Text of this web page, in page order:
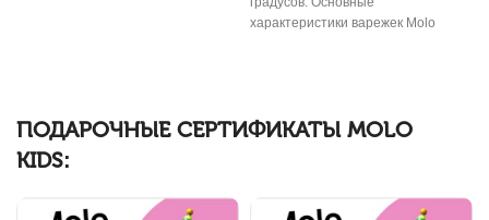
характеристики варежек Molo
ПОДАРОЧНЫЕ СЕРТИФИКАТЫ MOLO
KIDS: